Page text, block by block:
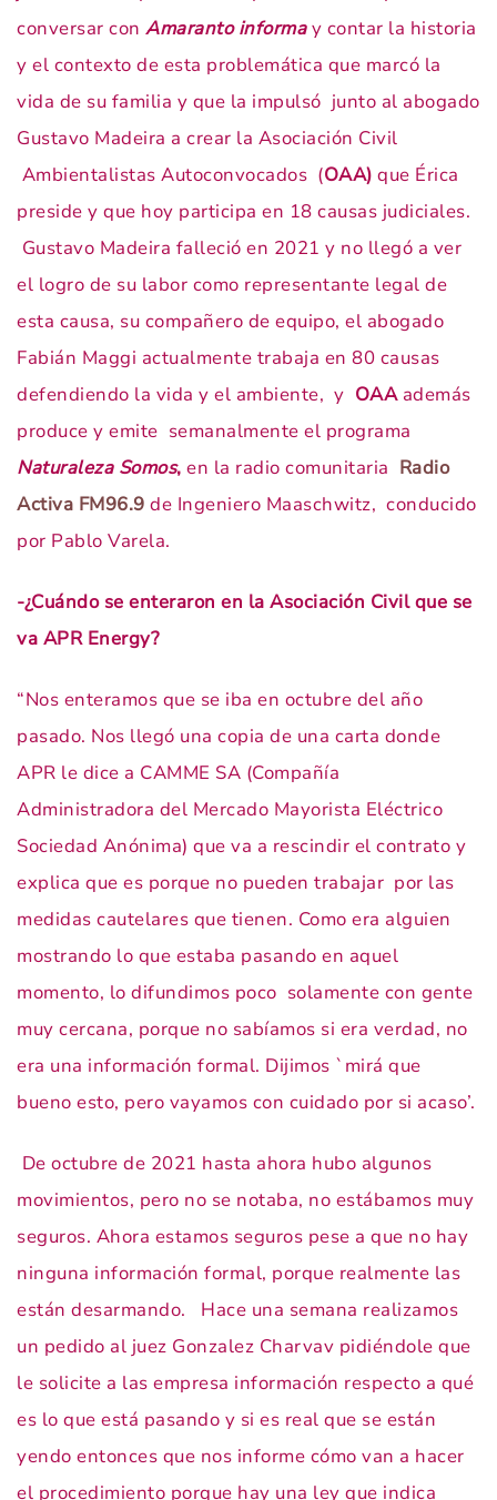
conversar conAmaranto informay contar la historia
y el contexto de esta problemática que marcó la
vida de su familia y que la impulsó junto al abogado
Gustavo Madeira a crear la Asociación Civil
Ambientalistas Autoconvocados (OAA) que Érica
preside y que hoy participa en 18 causas judiciales.
Gustavo Madeira falleció en 2021 y no llegó a ver
el logro de su labor como representante legal de
esta causa, su compañero de equipo, el abogado
Fabián Maggi actualmente trabaja en 80 causas
defendiendo la vida y el ambiente, y OAA además
produce y emite semanalmente el programa
Naturaleza Somos, en la radio comunitaria Radio
Activa FM96.9 de Ingeniero Maaschwitz, conducido
por Pablo Varela.
-¿Cuándo se enteraron en la Asociación Civil que se
va APR Energy?
“Nos enteramos que se iba en octubre del año
pasado. Nos llegó una copia de una carta donde
APR le dice a CAMME SA (Compañía
Administradora del Mercado Mayorista Eléctrico
Sociedad Anónima) que va a rescindir el contrato y
explica que es porque no pueden trabajar por las
medidas cautelares que tienen. Como era alguien
mostrando lo que estaba pasando en aquel
momento, lo difundimos poco solamente con gente
muy cercana, porque no sabíamos si era verdad, no
era una información formal. Dijimos `mirá que
bueno esto, pero vayamos con cuidado por si acaso’.
De octubre de 2021 hasta ahora hubo algunos
movimientos, pero no se notaba, no estábamos muy
seguros. Ahora estamos seguros pese a que no hay
ninguna información formal, porque realmente las
están desarmando. Hace una semana realizamos
un pedido al juez Gonzalez Charvav pidiéndole que
le solicite a las empresa información respecto a qué
es lo que está pasando y si es real que se están
yendo entonces que nos informe cómo van a hacer
el procedimiento porque hay una ley que indica